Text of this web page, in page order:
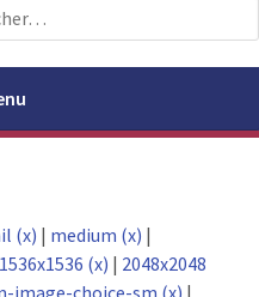
(x) | medium (x) |
1536x1536 (x) | 2048x2048
image-choice-sm (x) |